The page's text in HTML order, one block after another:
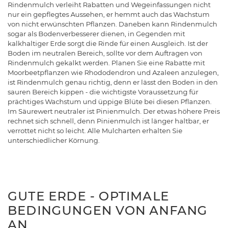
Rindenmulch verleiht Rabatten und Wegeinfassungen nicht
nur ein gepflegtes Aussehen, er hemmt auch das Wachstum
von nicht erwünschten Pflanzen. Daneben kann Rindenmulch
sogar als Bodenverbesserer dienen, in Gegenden mit
kalkhaltiger Erde sorgt die Rinde für einen Ausgleich. Ist der
Boden im neutralen Bereich, sollte vor dem Auftragen von
Rindenmulch gekalkt werden. Planen Sie eine Rabatte mit
Moorbeetpflanzen wie Rhododendron und Azaleen anzulegen,
ist Rindenmulch genau richtig, denn er lässt den Boden in den
sauren Bereich kippen - die wichtigste Voraussetzung für
prächtiges Wachstum und üppige Blüte bei diesen Pflanzen.
Im Säurewert neutraler ist Pinienmulch. Der etwas höhere Preis
rechnet sich schnell, denn Pinienmulch ist länger haltbar, er
verrottet nicht so leicht. Alle Mulcharten erhalten Sie
unterschiedlicher Körnung.
GUTE ERDE - OPTIMALE
BEDINGUNGEN VON ANFANG
AN